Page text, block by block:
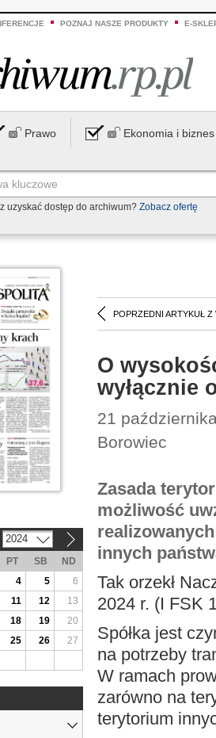
POZNAJ NASZE PRODUKTY E-
Prawo Ekonomia i biznes
uzyskać dostęp do archiwum? Zobacz ofertę
POPRZEDNI ARTYKUŁ Z
O
wyłącznie
21
Borowiec
Zasada
możliwość
innych
Tak orzekł
2024 r. (I FSK
Spółka jest
na potrzeby
W ramach
zarówno na
terytorium
2024
PT SB
ND
4 5
6
11 12
13
18 19
20
25 26
27